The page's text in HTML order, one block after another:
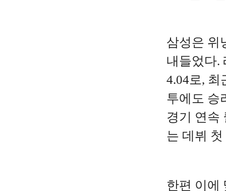
삼성은 위
내들었다.
4.04로, 최
투에도 승
경기 연속
는 데뷔
한편 이에